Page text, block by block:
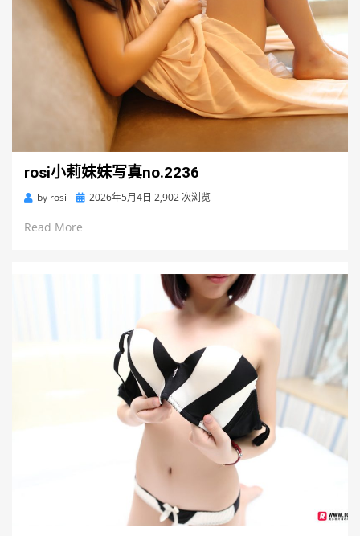
rosi小莉妹妹写真no.2236
by rosi
Posted2026年5月4日 2,902 次浏览
Read More